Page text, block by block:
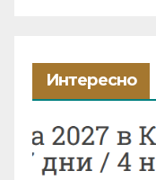
Интересно